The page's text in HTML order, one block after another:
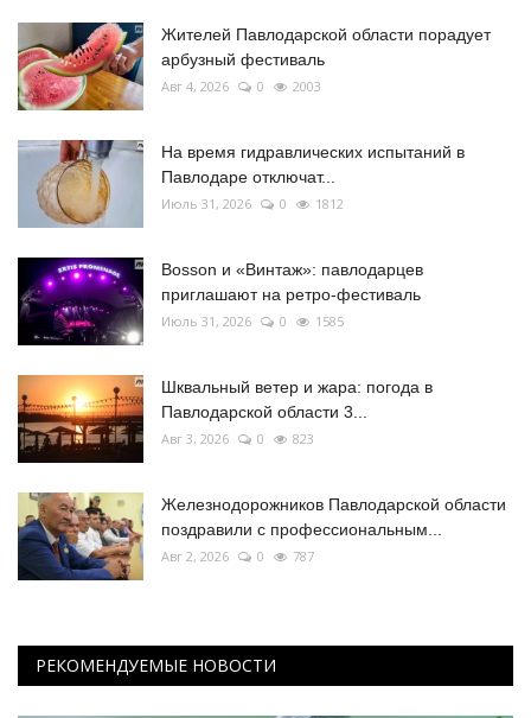
Жителей Павлодарской области порадует
арбузный фестиваль
Авг 4, 2026 0 2003
На время гидравлических испытаний в
Павлодаре отключат...
Июль 31, 2026 0 1812
Bosson и «Винтаж»: павлодарцев
приглашают на ретро-фестиваль
Июль 31, 2026 0 1585
Шквальный ветер и жара: погода в
Павлодарской области 3...
Авг 3, 2026 0 823
Железнодорожников Павлодарской области
поздравили с профессиональным...
Авг 2, 2026 0 787
РЕКОМЕНДУЕМЫЕ НОВОСТИ